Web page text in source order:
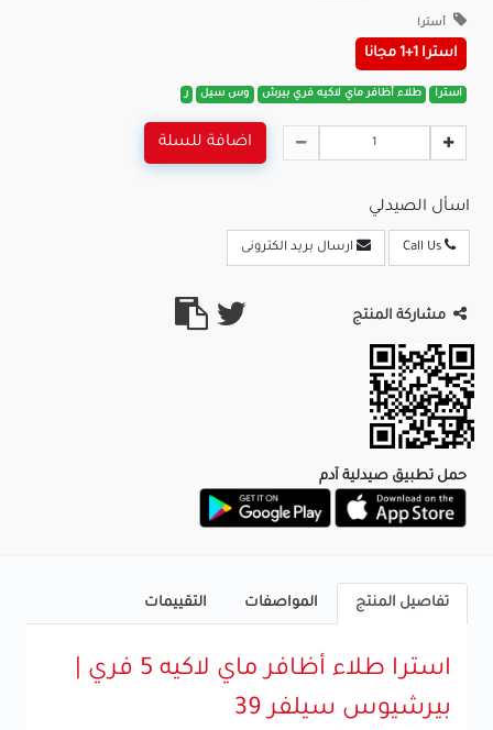
أسترا
استرا 1+1 مجانا
استرا طلاء أظافر ماي لاكيه فري بيرش وس سيل ر
اضافة للسلة
اسأل الصيدلي
ارسال بريد الكترونى
مشاركة المنتج
حمل تطبيق صيدلية آدم
تفاصيل المنتج المواصفات التقييمات
استرا طلاء أظافر ماي لاكيه 5 فري |
بيرشيوس سيلفر 39